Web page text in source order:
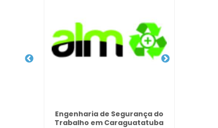
Engenharia de Segurança do
Trabalho em Caraguatatuba